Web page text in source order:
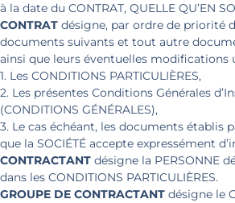
à la date du CONTRAT, QUELLE QU’EN
CONTRAT désigne, par ordre de priorité
documents suivants et tout autre
ainsi que leurs éventuelles modifications
1. Les CONDITIONS PARTICULIÈRES,
2. Les présentes Conditions Générales
(CONDITIONS GÉNÉRALES),
3. Le cas échéant, les documents établis
que la SOCIÉTÉ accepte expressément
CONTRACTANT désigne la PERSONNE
dans les CONDITIONS PARTICULIÈRES.
GROUPE DE CONTRACTANT désigne le